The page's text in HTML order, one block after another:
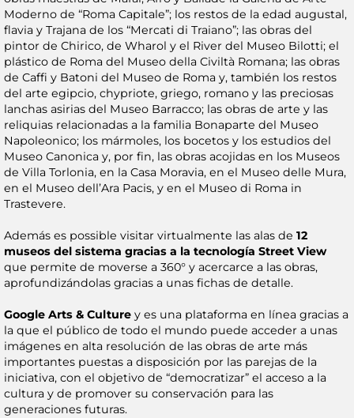
Moderno de “Roma Capitale”; los restos de la edad augustal,
flavia y Trajana de los “Mercati di Traiano”; las obras del
pintor de Chirico, de Wharol y el River del Museo Bilotti; el
plástico de Roma del Museo della Civiltà Romana; las obras
de Caffi y Batoni del Museo de Roma y, también los restos
del arte egipcio, chypriote, griego, romano y las preciosas
lanchas asirias del Museo Barracco; las obras de arte y las
reliquias relacionadas a la familia Bonaparte del Museo
Napoleonico; los mármoles, los bocetos y los estudios del
Museo Canonica y, por fin, las obras acojidas en los Museos
de Villa Torlonia, en la Casa Moravia, en el Museo delle Mura,
en el Museo dell’Ara Pacis, y en el Museo di Roma in
Trastevere.
Además es possible visitar virtualmente las alas de 12
museos del sistema gracias a la tecnología Street View
que permite de moverse a 360° y acercarce a las obras,
aprofundizándolas gracias a unas fichas de detalle.
Google Arts & Culture y es una plataforma en línea gracias a
la que el público de todo el mundo puede acceder a unas
imágenes en alta resolución de las obras de arte más
importantes puestas a disposición por las parejas de la
iniciativa, con el objetivo de “democratizar” el acceso a la
cultura y de promover su conservación para las
generaciones futuras.